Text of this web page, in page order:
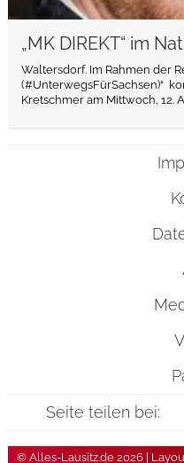
„MK DIREKT“ im
Waltersdorf. Im Rahmen der
(#UnterwegsFürSachsen)“
Kretschmer am Mittwoch, 12.
Seite teilen bei:
© Alles-Lausitz.de 2026 |